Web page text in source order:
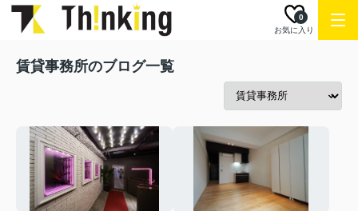
お気に入り
0
賃貸事務所のブログ一覧